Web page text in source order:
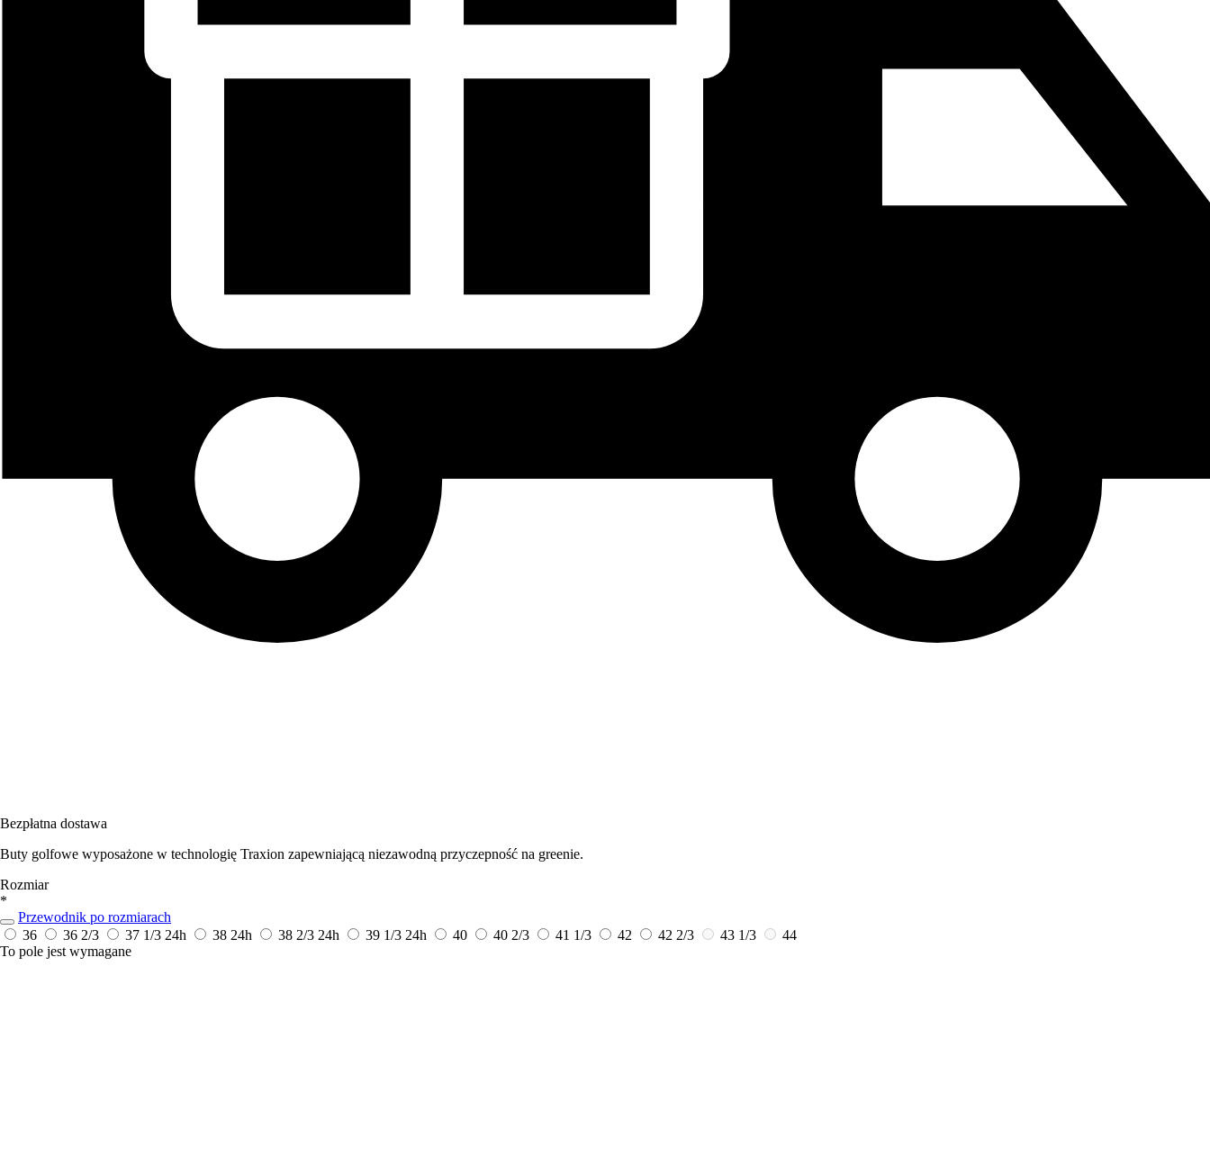
Bezpłatna dostawa
Buty golfowe wyposażone w technologię Traxion zapewniającą niezawodną przyczepność na greenie.
Rozmiar
*
Przewodnik po rozmiarach
36
36 2/3 37 1/3 24h 38 24h 38 2/3 24h 39 1/3 24h 40 40 2/3 41 1/3 42 42 2/3 43 1/3
44
To pole jest wymagane